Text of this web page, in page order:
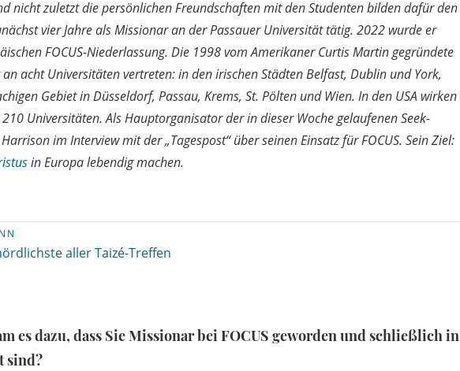
nicht zuletzt die persönlichen Freundschaften mit den Studenten bilden dafür den
vier Jahre als Missionar an der Passauer Universität tätig. 2022 wurde er
FOCUS-Niederlassung. Die 1998 vom Amerikaner Curtis Martin gegründete
acht Universitäten vertreten: in den irischen Städten Belfast, Dublin und York,
Gebiet in Düsseldorf, Passau, Krems, St. Pölten und Wien. In den USA wirken
Universitäten. Als Hauptorganisator der in dieser Woche gelaufenen Seek-
im Interview mit der „Tagespost“ über seinen Einsatz für FOCUS. Sein Ziel:
in Europa lebendig machen.
aller Taizé-Treffen
es dazu, dass Sie Missionar bei FOCUS geworden und schließlich in
sind?